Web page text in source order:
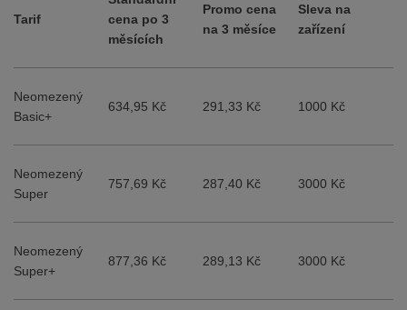
Tarif
cena po 3
měsících
Promo cena
na 3 měsíce
Sleva na
zařízení
Neomezený
Basic+
634,95 Kč 291,33 Kč 1000 Kč
Neomezený
Super
757,69 Kč 287,40 Kč 3000 Kč
Neomezený
Super+
877,36 Kč 289,13 Kč 3000 Kč